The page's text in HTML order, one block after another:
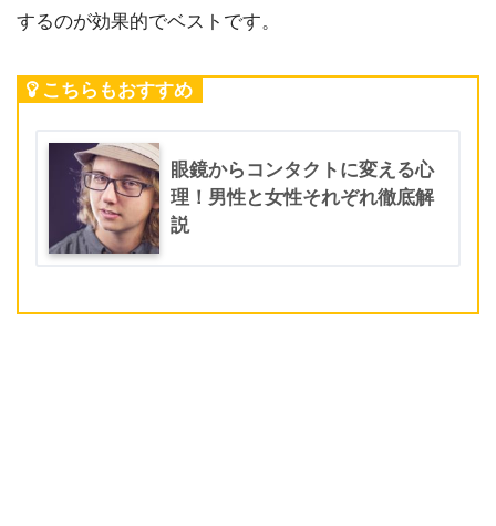
するのが効果的でベストです。
こちらもおすすめ
眼鏡からコンタクトに変える心
理！男性と女性それぞれ徹底解
説